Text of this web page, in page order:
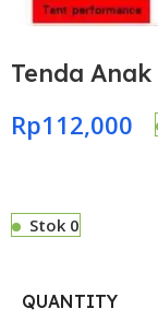
Tenda
Rp112,000
Stok 0
QUANTITY